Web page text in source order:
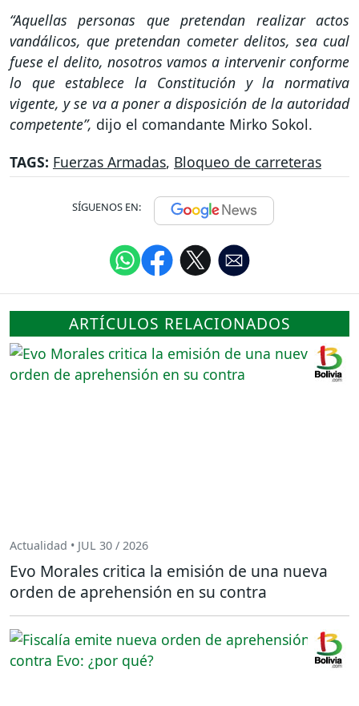
“Aquellas personas que pretendan realizar actos
vandálicos, que pretendan cometer delitos, sea cual
fuese el delito, nosotros vamos a intervenir conforme
lo que establece la Constitución y la normativa
vigente, y se va a poner a disposición de la autoridad
competente”, dijo el comandante Mirko Sokol.
TAGS: Fuerzas Armadas, Bloqueo de carreteras
SÍGUENOS EN:
ARTÍCULOS RELACIONADOS
Actualidad • JUL 30 / 2026
Evo Morales critica la emisión de una nueva
orden de aprehensión en su contra